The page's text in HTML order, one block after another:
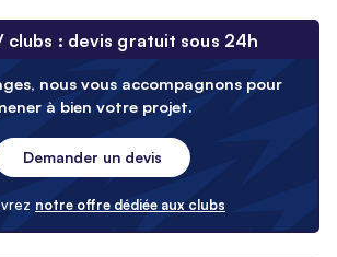
clubs : devis gratuit sous 24h
nous vous accompagnons pour
à bien votre projet.
Demander un devis
notre offre dédiée aux clubs